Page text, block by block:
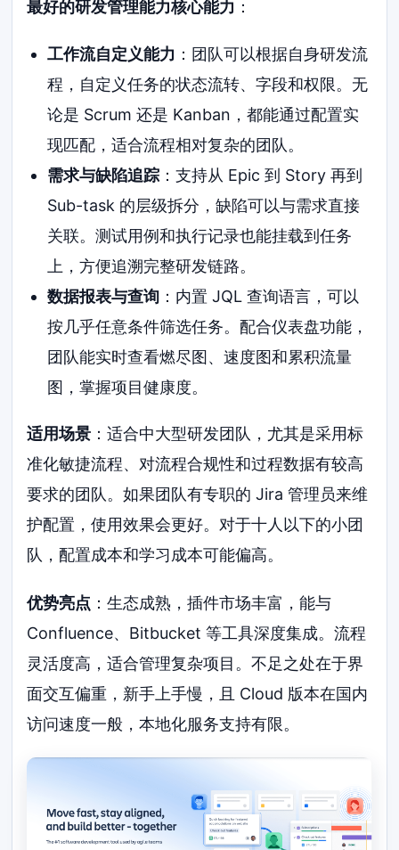
最好的研发管理能力核心能力 ：
工作流自定义能力 ：团队可以根据自身研发流
程，自定义任务的状态流转、字段和权限。无
论是 Scrum 还是 Kanban，都能通过配置实
现匹配，适合流程相对复杂的团队。
需求与缺陷追踪：支持从 Epic 到 Story 再到
Sub-task 的层级拆分，缺陷可以与需求直接
关联。测试用例和执行记录也能挂载到任务
上，方便追溯完整研发链路。
数据报表与查询：内置 JQL 查询语言，可以
按几乎任意条件筛选任务。配合仪表盘功能，
团队能实时查看燃尽图、速度图和累积流量
图，掌握项目健康度。
适用场景 ：适合中大型研发团队，尤其是采用标
准化敏捷流程、对流程合规性和过程数据有较高
要求的团队。如果团队有专职的 Jira 管理员来维
护配置，使用效果会更好。对于十人以下的小团
队，配置成本和学习成本可能偏高。
优势亮点 ：生态成熟，插件市场丰富，能与
Confluence、Bitbucket 等工具深度集成。流程
灵活度高，适合管理复杂项目。不足之处在于界
面交互偏重，新手上手慢，且 Cloud 版本在国内
访问速度一般，本地化服务支持有限。